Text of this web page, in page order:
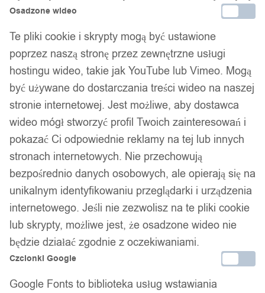
Osadzone wideo
Te pliki cookie i skrypty mogą być ustawione
poprzez naszą stronę przez zewnętrzne usługi
hostingu wideo, takie jak YouTube lub Vimeo. Mogą
być używane do dostarczania treści wideo na naszej
stronie internetowej. Jest możliwe, aby dostawca
wideo mógł stworzyć profil Twoich zainteresowań i
pokazać Ci odpowiednie reklamy na tej lub innych
stronach internetowych. Nie przechowują
bezpośrednio danych osobowych, ale opierają się na
unikalnym identyfikowaniu przeglądarki i urządzenia
internetowego. Jeśli nie zezwolisz na te pliki cookie
lub skrypty, możliwe jest, że osadzone wideo nie
będzie działać zgodnie z oczekiwaniami.
Czcionki Google
Google Fonts to biblioteka usług wstawiania